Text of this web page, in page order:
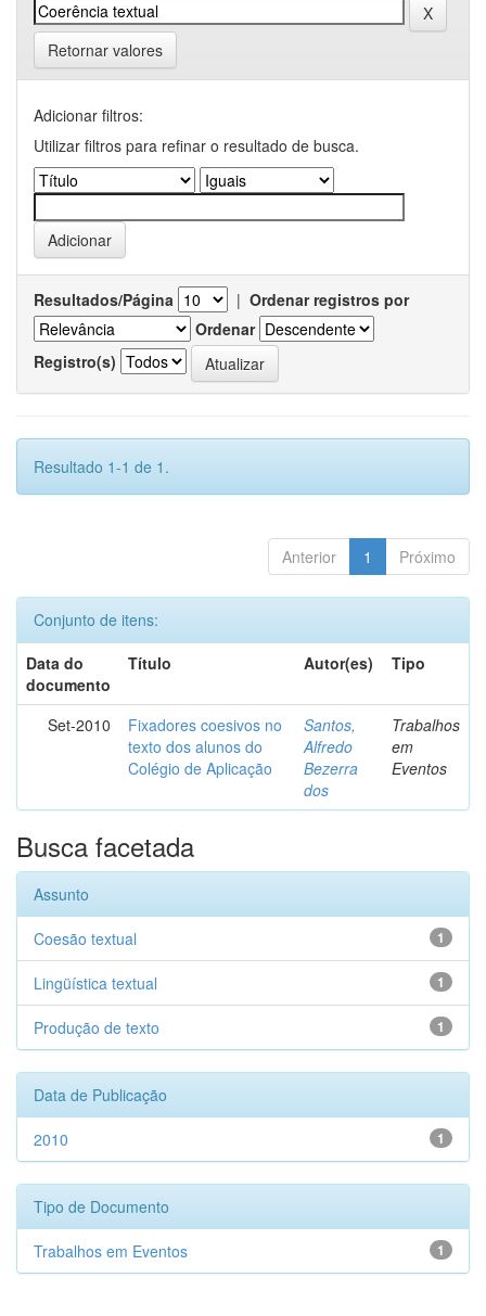
Retornar valores
Adicionar filtros:
Utilizar filtros para refinar o resultado de busca.
Resultados/Página | Ordenar registros por
Ordenar
Registro(s)
Resultado 1-1 de 1.
Anterior 1 Próximo
Conjunto de itens:
Data do
documento
Título Autor(es) Tipo
Set-2010
Fixadores coesivos no
texto dos alunos do
Colégio de Aplicação
Santos,
Alfredo
Bezerra
dos
Trabalhos
em
Eventos
Busca facetada
Assunto
1
Coesão textual
1
Lingüística textual
1
Produção de texto
Data de Publicação
1
2010
Tipo de Documento
1
Trabalhos em Eventos